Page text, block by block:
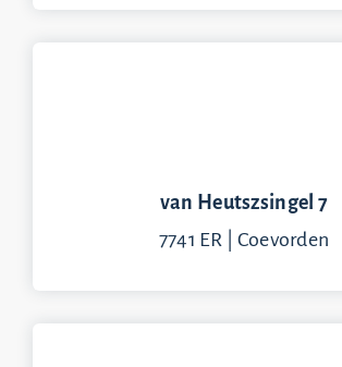
van Heutszsingel 7
7741 ER | Coevorden